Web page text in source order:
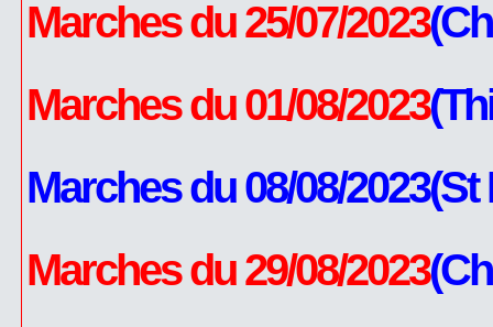
Marches du 25/07/2023
Marches du 01/08/2023
Marches du 08/08/2023(St
Marches du 29/08/2023